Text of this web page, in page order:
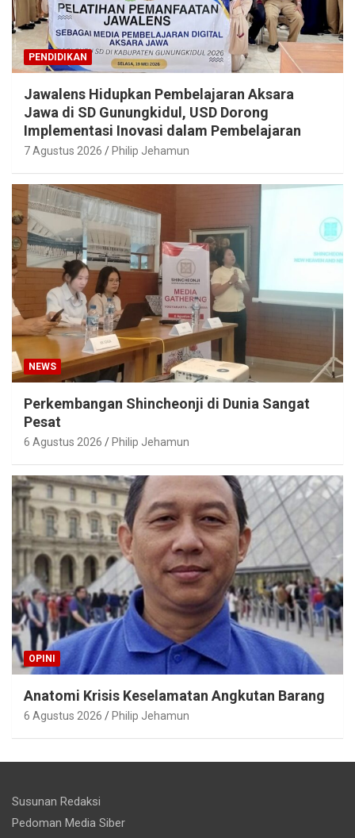
PENDIDIKAN
Jawalens Hidupkan Pembelajaran Aksara
Jawa di SD Gunungkidul, USD Dorong
Implementasi Inovasi dalam Pembelajaran
7 Agustus 2026 Philip Jehamun
NEWS
Perkembangan Shincheonji di Dunia Sangat
Pesat
6 Agustus 2026 Philip Jehamun
OPINI
Anatomi Krisis Keselamatan Angkutan Barang
6 Agustus 2026 Philip Jehamun
Susunan Redaksi
Pedoman Media Siber